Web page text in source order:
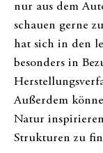
nur aus dem
schauen gerne
hat sich in den
besonders in
Außerdem
Natur
Strukturen zu